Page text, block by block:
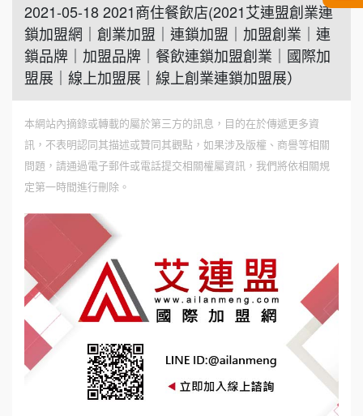
2021-05-18 2021商住餐飲店(2021艾連盟創業連
鎖加盟網｜創業加盟｜連鎖加盟｜加盟創業｜連
鎖品牌｜加盟品牌｜餐飲連鎖加盟創業｜國際加
盟展｜線上加盟展｜線上創業連鎖加盟展）
本網站內摘錄或轉載的屬於第三方的訊息，目的在於傳遞更多資
訊，不表明認同其描述或贊同其觀點，如果涉及版權、商譽等相關
問題，請通過電子郵件或電話提交相關權屬資訊，我們將依相關規
定第一時間進行刪除。